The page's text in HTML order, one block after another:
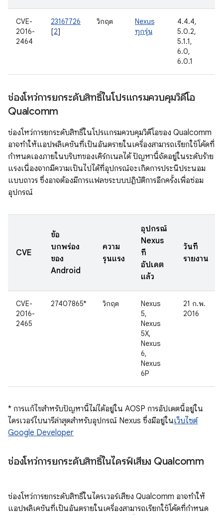
CVE-
2016-
2464
23167726
[2]
วิกฤต
Nexus
ทุกรุ่น
4.4.4,
5.0.2,
5.1.1,
6.0,
6.0.1
ช่องโหว่การยกระดับสิทธิ์ในโปรแกรมควบคุมวิดีโอ
Qualcomm
ช่องโหว่การยกระดับสิทธิ์ในโปรแกรมควบคุมวิดีโอของ Qualcomm
อาจทำให้แอปพลิเคชันที่เป็นอันตรายในเครื่องสามารถเรียกใช้โค้ดที่
กำหนดเองภายในบริบทของเคิร์กเนลได้ ปัญหานี้จัดอยู่ในระดับร้าย
แรงเนื่องจากมีความเป็นไปได้ที่อุปกรณ์จะเกิดการประนีประนอม
แบบถาวร ซึ่งอาจต้องมีการแฟลชระบบปฏิบัติการอีกครั้งเพื่อซ่อม
อุปกรณ์
CVE
ข้อ
บกพร่อง
ของ
Android
ความ
รุนแรง
อุปกรณ์
Nexus
ที่
อัปเดต
แล้ว
วันที่
รายงาน
CVE-
2016-
2465
27407865* วิกฤต
Nexus
5,
Nexus
5X,
Nexus
6,
Nexus
6P
21 ก.พ.
2016
* การแก้ไขสำหรับปัญหานี้ไม่ได้อยู่ใน AOSP การอัปเดตนี้อยู่ใน
ไดรเวอร์ไบนารีล่าสุดสำหรับอุปกรณ์ Nexus ซึ่งมีอยู่ในเว็บไซต์
Google Developer
ช่องโหว่การยกระดับสิทธิ์ในไดรฟ์เสียง Qualcomm
ช่องโหว่การยกระดับสิทธิ์ในไดรเวอร์เสียง Qualcomm อาจทำให้
แอปพลิเคชันที่เป็นอันตรายในเครื่องสามารถเรียกใช้โค้ดที่กำหนด